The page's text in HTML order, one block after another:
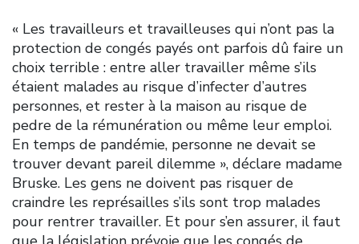
« Les travailleurs et travailleuses qui n’ont pas la
protection de congés payés ont parfois dû faire un
choix terrible : entre aller travailler même s’ils
étaient malades au risque d’infecter d’autres
personnes, et rester à la maison au risque de
pedre de la rémunération ou même leur emploi.
En temps de pandémie, personne ne devait se
trouver devant pareil dilemme », déclare madame
Bruske. Les gens ne doivent pas risquer de
craindre les représailles s’ils sont trop malades
pour rentrer travailler. Et pour s’en assurer, il faut